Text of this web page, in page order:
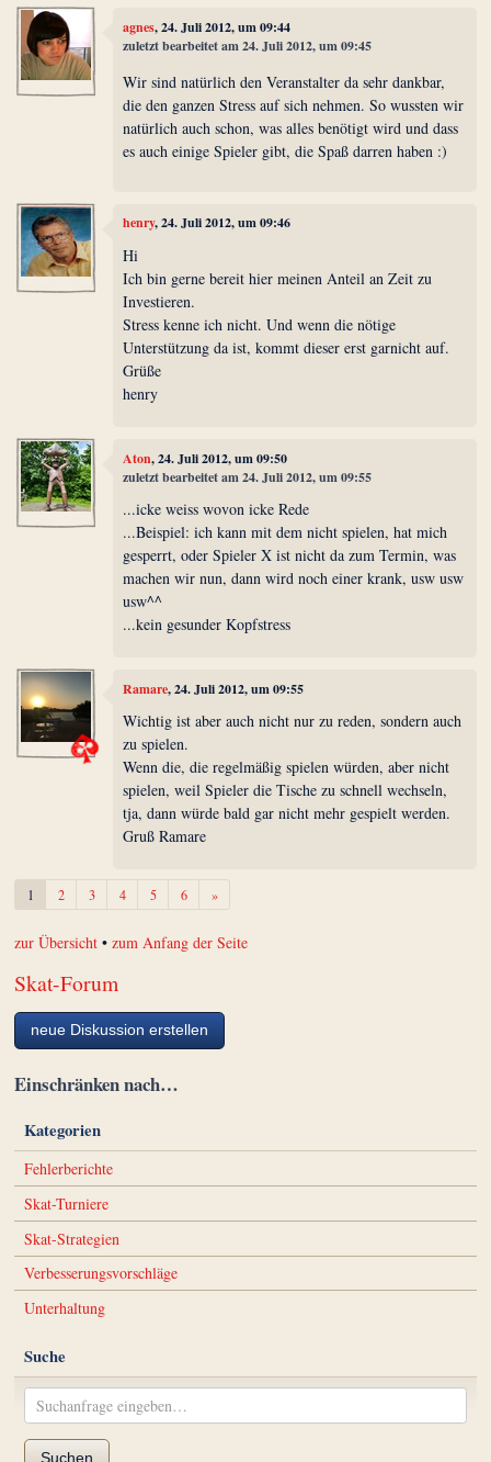
agnes, 24. Juli 2012, um 09:44
zuletzt bearbeitet am 24. Juli 2012, um 09:45
Wir sind natürlich den Veranstalter da sehr dankbar,
die den ganzen Stress auf sich nehmen. So wussten wir
natürlich auch schon, was alles benötigt wird und dass
es auch einige Spieler gibt, die Spaß darren haben :)
henry, 24. Juli 2012, um 09:46
Hi
Ich bin gerne bereit hier meinen Anteil an Zeit zu
Investieren.
Stress kenne ich nicht. Und wenn die nötige
Unterstützung da ist, kommt dieser erst garnicht auf.
Grüße
henry
Aton, 24. Juli 2012, um 09:50
zuletzt bearbeitet am 24. Juli 2012, um 09:55
...icke weiss wovon icke Rede
...Beispiel: ich kann mit dem nicht spielen, hat mich
gesperrt, oder Spieler X ist nicht da zum Termin, was
machen wir nun, dann wird noch einer krank, usw usw
usw^^
...kein gesunder Kopfstress
Ramare, 24. Juli 2012, um 09:55
Wichtig ist aber auch nicht nur zu reden, sondern auch
zu spielen.
Wenn die, die regelmäßig spielen würden, aber nicht
spielen, weil Spieler die Tische zu schnell wechseln,
tja, dann würde bald gar nicht mehr gespielt werden.
Gruß Ramare
1 2 3 4 5 6 »Weiter
zur Übersicht •zum Anfang der Seite
Skat-Forum
neue Diskussion erstellen
Einschränken nach…
Kategorien
Fehlerberichte
Skat-Turniere
Skat-Strategien
Verbesserungsvorschläge
Unterhaltung
Suche
Suchen